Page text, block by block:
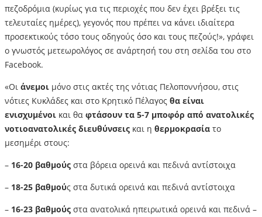
πεζοδρόμια (κυρίως για τις περιοχές που δεν έχει βρέξει τις
τελευταίες ημέρες), γεγονός που πρέπει να κάνει ιδιαίτερα
προσεκτικούς τόσο τους οδηγούς όσο και τους πεζούς!», γράφει
ο γνωστός μετεωρολόγος σε ανάρτησή του στη σελίδα του στο
Facebook.
«Οι άνεμοι μόνο στις ακτές της νότιας Πελοποννήσου, στις
νότιες Κυκλάδες και στο Κρητικό Πέλαγος θα είναι
ενισχυμένοι και θα φτάσουν τα 5-7 μποφόρ από ανατολικές
νοτιοανατολικές διευθύνσεις και η θερμοκρασία το
μεσημέρι στους:
– 16-20 βαθμούς στα βόρεια ορεινά και πεδινά αντίστοιχα
– 18-25 βαθμούς στα δυτικά ορεινά και πεδινά αντίστοιχα
– 16-23 βαθμούς στα ανατολικά ηπειρωτικά ορεινά και πεδινά –